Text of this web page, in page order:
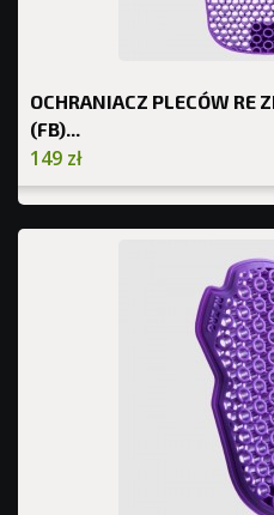
OCHRANIACZ PLECÓW RE
(FB)...
149 zł